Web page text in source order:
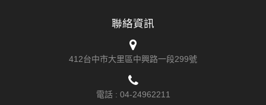
聯絡資訊
412台中市大里區中興路一段299號
電話 : 04-24962211